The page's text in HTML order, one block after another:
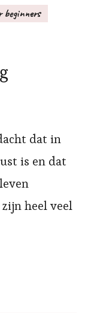
beginners
dat in
is en dat
heel veel